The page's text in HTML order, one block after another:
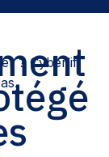
? Cyberlift